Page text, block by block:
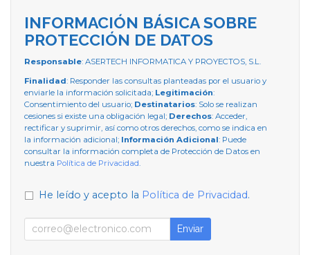
INFORMACIÓN BÁSICA SOBRE
PROTECCIÓN DE DATOS
Responsable: ASERTECH INFORMATICA Y PROYECTOS, S.L.
Finalidad: Responder las consultas planteadas por el usuario y
enviarle la información solicitada; Legitimación:
Consentimiento del usuario; Destinatarios: Solo se realizan
cesiones si existe una obligación legal; Derechos: Acceder,
rectificar y suprimir, así como otros derechos, como se indica en
la información adicional; Información Adicional: Puede
consultar la información completa de Protección de Datos en
nuestra Política de Privacidad.
He leído y acepto la Política de Privacidad.
Enviar